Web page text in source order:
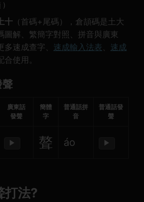
)
十 （首碼+尾碼），倉頡碼是土大
圖解、繁簡字對照、拼音與廣東
速成查字、 速成輸入法表、 速成
合使用。
聲
廣東話
發聲
簡體
字
普通話拼
音
普通話發
聲
▶ 聱 áo ▶
打法?